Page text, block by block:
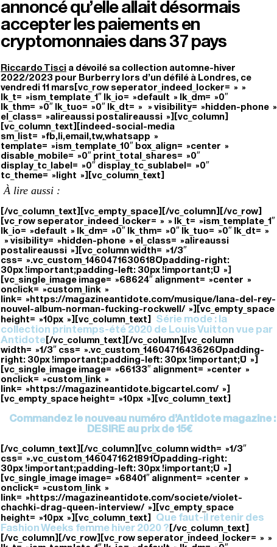
annoncé qu’elle allait désormais
accepter les paiements en
cryptomonnaies dans 37 pays
Riccardo Tisci a dévoilé sa collection automne-hiver
2022/2023 pour Burberry lors d’un défilé à Londres, ce
vendredi 11 mars[vc_row seperator_indeed_locker= » »
lk_t= »ism_template_1″ lk_io= »default » lk_dm= »0″
lk_thm= »0″ lk_tuo= »0″ lk_dt= » » visibility= »hidden-phone »
el_class= »alireaussi postalireaussi »][vc_column]
[vc_column_text][indeed-social-media
sm_list= »fb,li,email,tw,whatsapp »
template= »ism_template_10″ box_align= »center »
disable_mobile= »0″ print_total_shares= »0″
display_tc_label= »0″ display_tc_sublabel= »0″
tc_theme= »light »][vc_column_text]
À lire aussi :
[/vc_column_text][vc_empty_space][/vc_column][/vc_row]
[vc_row seperator_indeed_locker= » » lk_t= »ism_template_1″
lk_io= »default » lk_dm= »0″ lk_thm= »0″ lk_tuo= »0″ lk_dt= »
» visibility= »hidden-phone » el_class= »alireaussi
postalireaussi »][vc_column width= »1/3″
css= ».vc_custom_1460471630618{padding-right:
30px !important;padding-left: 30px !important;} »]
[vc_single_image image= »68624″ alignment= »center »
onclick= »custom_link »
link= »https://magazineantidote.com/musique/lana-del-rey-
nouvel-album-norman-fucking-rockwell/ »][vc_empty_space
height= »10px »][vc_column_text]
Série mode : la
collection printemps-été 2020 de Louis Vuitton vue par
Antidote[/vc_column_text][/vc_column][vc_column
width= »1/3″ css= ».vc_custom_1460471643626{padding-
right: 30px !important;padding-left: 30px !important;} »]
[vc_single_image image= »66133″ alignment= »center »
onclick= »custom_link »
link= »https://magazineantidote.bigcartel.com/ »]
[vc_empty_space height= »10px »][vc_column_text]
Commandez le nouveau numéro d’Antidote magazine :
DESIRE au prix de 15€
[/vc_column_text][/vc_column][vc_column width= »1/3″
css= ».vc_custom_1460471621891{padding-right:
30px !important;padding-left: 30px !important;} »]
[vc_single_image image= »68401″ alignment= »center »
onclick= »custom_link »
link= »https://magazineantidote.com/societe/violet-
chachki-drag-queen-interview/ »][vc_empty_space
height= »10px »][vc_column_text]
Que faut-il retenir des
Fashion Weeks femme hiver 2020 ? [/vc_column_text]
[/vc_column][/vc_row][vc_row seperator_indeed_locker= » »